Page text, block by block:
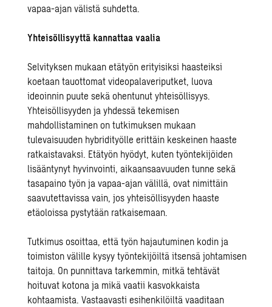
vapaa-ajan välistä suhdetta.
Yhteisöllisyyttä kannattaa vaalia
Selvityksen mukaan etätyön erityisiksi haasteiksi
koetaan tauottomat videopalaveriputket, luova
ideoinnin puute sekä ohentunut yhteisöllisyys.
Yhteisöllisyyden ja yhdessä tekemisen
mahdollistaminen on tutkimuksen mukaan
tulevaisuuden hybridityölle erittäin keskeinen haaste
ratkaistavaksi. Etätyön hyödyt, kuten työntekijöiden
lisääntynyt hyvinvointi, aikaansaavuuden tunne sekä
tasapaino työn ja vapaa-ajan välillä, ovat nimittäin
saavutettavissa vain, jos yhteisöllisyyden haaste
etäoloissa pystytään ratkaisemaan.
Tutkimus osoittaa, että työn hajautuminen kodin ja
toimiston välille kysyy työntekijöiltä itsensä johtamisen
taitoja. On punnittava tarkemmin, mitkä tehtävät
hoituvat kotona ja mikä vaatii kasvokkaista
kohtaamista. Vastaavasti esihenkilöiltä vaaditaan